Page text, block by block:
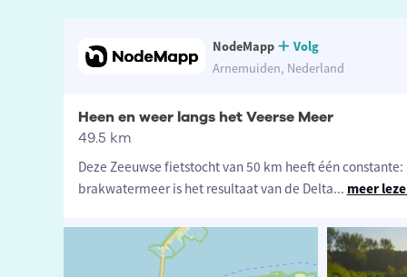
NodeMapp
Volg
Arnemuiden, Nederland
Heen en weer langs het Veerse Meer
49.5 km
Deze Zeeuwse fietstocht van 50 km heeft één constante:
brakwatermeer is het resultaat van de Delta... meer